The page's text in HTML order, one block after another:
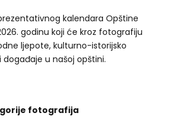
kalendara Opštine
godinu koji će kroz fotografiju
ljepote, kulturno-istorijsko
događaje u našoj opštini.
fotografija